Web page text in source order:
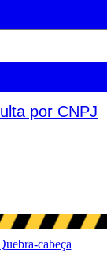
por CNPJ